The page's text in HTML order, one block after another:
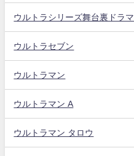
ウルトラシリーズ舞台裏ドラマ
ウルトラセブン
ウルトラマン
ウルトラマン A
ウルトラマン タロウ